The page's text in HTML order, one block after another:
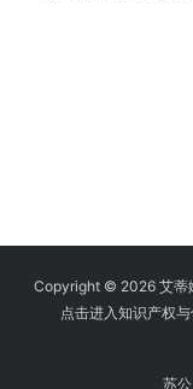
Copyright © 2026 艾蒂
点击进入知识产权
苏